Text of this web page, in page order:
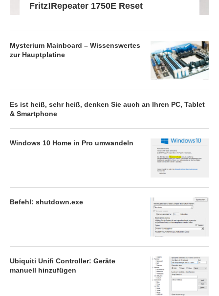
Fritz!Repeater 1750E Reset
Mysterium Mainboard – Wissenswertes
zur Hauptplatine
Es ist heiß, sehr heiß, denken Sie auch an Ihren PC, Tablet
& Smartphone
Windows 10 Home in Pro umwandeln
Befehl: shutdown.exe
Ubiquiti Unifi Controller: Geräte
manuell hinzufügen